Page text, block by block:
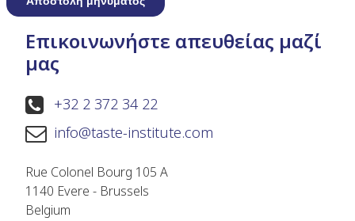
Επικοινωνήστε απευθείας μαζί
μας
+32 2 372 34 22
info@taste-institute.com
Rue Colonel Bourg 105 A
1140 Evere - Brussels
Belgium